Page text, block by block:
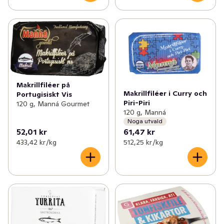
Makrillfiléer på
Portugisiskt Vis
120 g, Manná Gourmet
52,01 kr
433,42 kr /kg
Makrillfiléer i Curry och
Piri-Piri
120 g, Manná
Noga utvald
61,47 kr
512,25 kr /kg